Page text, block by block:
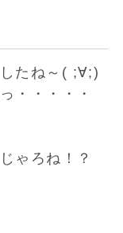
たね～( ;∀;)
・・・・・
ゃろね！？